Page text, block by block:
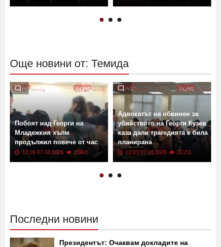
Още новини от: Темида
Побоят над Георги на
Младежкия хълм
продължил повече от час
13:26 07.08.2026 15961
Адвокатът на обвинен за
убийството на Георги Кузев
каза дали трагедията е била
планирана
12:03 07.08.2026 31151
Последни новини
Президентът: Очаквам докладите на